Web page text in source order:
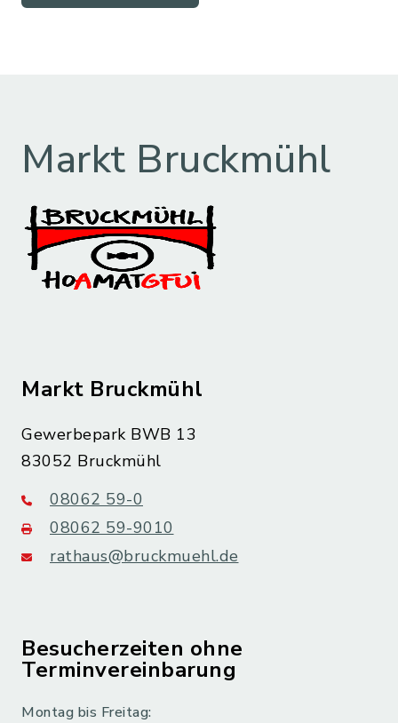
Markt Bruckmühl
Markt Bruckmühl
Gewerbepark BWB 13
83052 Bruckmühl
08062 59-0
08062 59-9010
rathaus@bruckmuehl.de
Besucherzeiten ohne
Terminvereinbarung
Montag bis Freitag: